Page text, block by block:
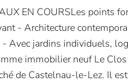
EN COURSLes points
- Architecture
- Avec jardins individuels,
immobilier neuf Le
de Castelnau-le-Lez. Il